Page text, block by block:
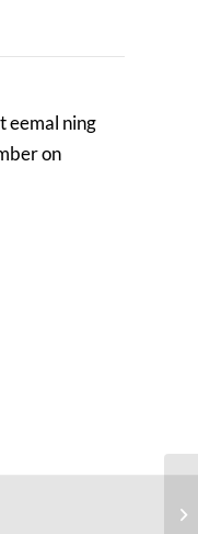
eemal ning
on